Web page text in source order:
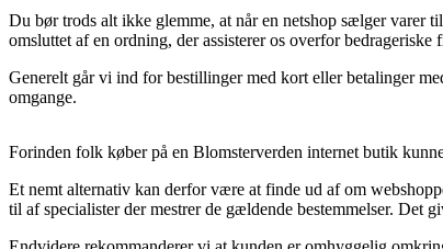
Du bør trods alt ikke glemme, at når en netshop sælger varer
omsluttet af en ordning, der assisterer os overfor bedrageriske
Generelt går vi ind for bestillinger med kort eller betalinger
omgange.
Forinden folk køber på en Blomsterverden internet butik
Et nemt alternativ kan derfor være at finde ud af om
til af specialister der mestrer de gældende bestemmelser.